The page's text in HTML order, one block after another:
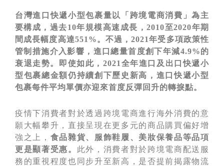
台灣進口快遞小型包裹量以「跨境電商消費」為主
要構成，過去10年規模高速成長，2010至2020年期
間成長幅度高達551% 。不過，2021年受多項政策性
管制措施介入影響，進口總量首度創下年減4.9%的
衰退走勢。即使如此， 2021 全年進口及出口快遞小
型包裹總金額仍持續創下歷史新高，進口快遞小型
包裹每件平均單價亦迎來首度反彈回升的轉捩點。
疫情下消費者對於透過跨境電商進行海外消費的意
願大幅攀升，直接呈現在更多元的商品購買偏好增
強之上， 食品雜貨、服飾鞋履、美妝保養品等品項
更是顯著受惠。 此外，消費者對於跨境電商配送服
務的重視程度也同步升至新高，是否提前揭露物流